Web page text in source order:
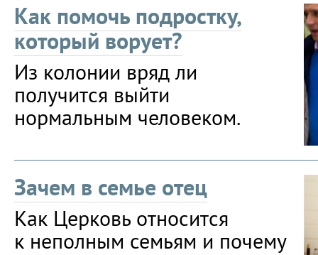
Как помочь подростку,
который ворует?
Из колонии вряд ли
получится выйти
нормальным человеком.
Зачем в семье отец
Как Церковь относится
к неполным семьям и почему